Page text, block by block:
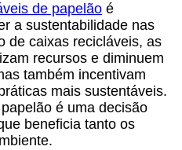
de papelão é
a sustentabilidade nas
de caixas recicláveis, as
recursos e diminuem
também incentivam
mais sustentáveis.
é uma decisão
beneficia tanto os